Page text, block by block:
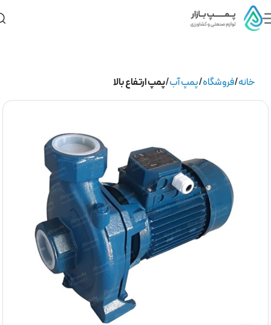
خانه فروشگاه پمپ آب پمپ ارتفاع بالا